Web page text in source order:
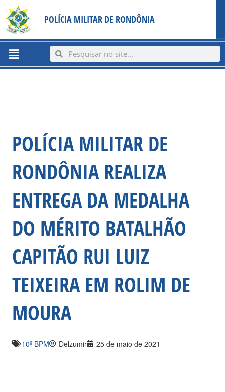
content
para
conteúdo
POLÍCIA MILITAR DE RONDÔNIA
Menu SearchSearch
POLÍCIA MILITAR DE
RONDÔNIA REALIZA
ENTREGA DA MEDALHA
DO MÉRITO BATALHÃO
CAPITÃO RUI LUIZ
TEIXEIRA EM ROLIM DE
MOURA
10º BPM Delzumir 25 de maio de 2021